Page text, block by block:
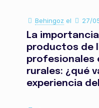
Behingoz el 27/
La
productos de
profesionales
rurales: ¿qué
experiencia